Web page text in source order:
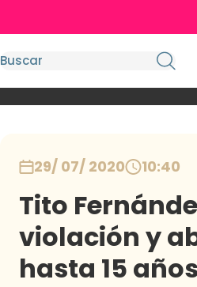
29/ 07/ 2020 10:40
Tito
violación y
hasta 15